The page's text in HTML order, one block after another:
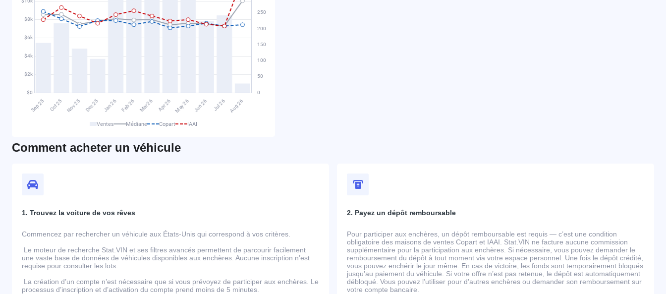
Ventes Médiane Copart IAAI
Comment acheter un véhicule
1. Trouvez la voiture de vos rêves
Commencez par rechercher un véhicule aux États-Unis qui correspond à vos critères.
Le moteur de recherche Stat.VIN et ses filtres avancés permettent de parcourir facilement
une vaste base de données de véhicules disponibles aux enchères. Aucune inscription n’est
requise pour consulter les lots.
La création d’un compte n’est nécessaire que si vous prévoyez de participer aux enchères. Le
processus d’inscription et d’activation du compte prend moins de 5 minutes.
2. Payez un dépôt remboursable
Pour participer aux enchères, un dépôt remboursable est requis — c’est une condition
obligatoire des maisons de ventes Copart et IAAI. Stat.VIN ne facture aucune commission
supplémentaire pour la participation aux enchères. Si nécessaire, vous pouvez demander le
remboursement du dépôt à tout moment via votre espace personnel. Une fois le dépôt crédité,
vous pouvez enchérir le jour même. En cas de victoire, les fonds sont temporairement bloqués
jusqu’au paiement du véhicule. Si votre offre n’est pas retenue, le dépôt est automatiquement
débloqué. Vous pouvez l’utiliser pour d’autres enchères ou demander son remboursement sur
votre compte bancaire.